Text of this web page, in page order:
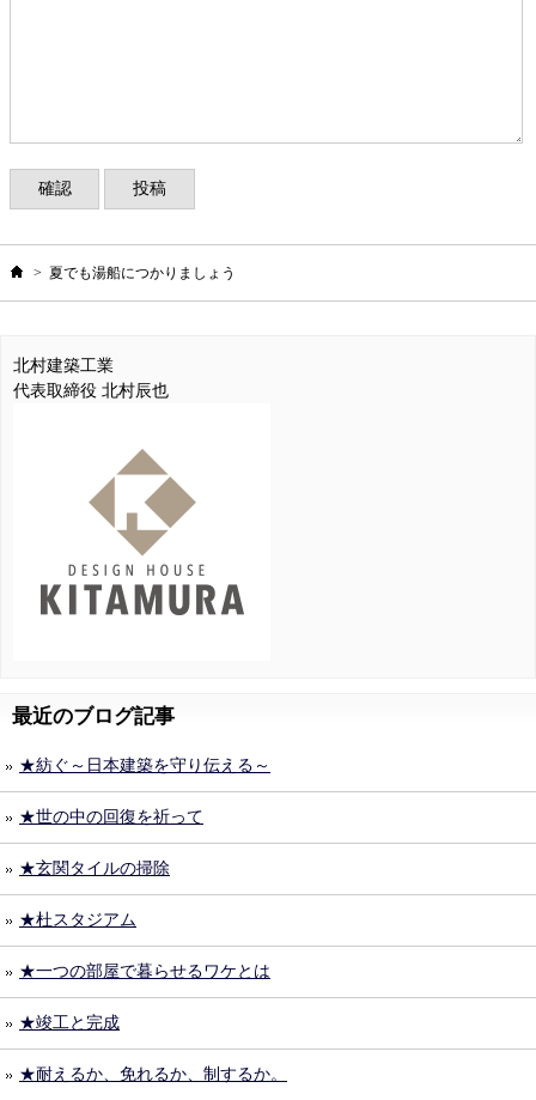
ホーム
> 夏でも湯船につかりましょう
北村建築工業
代表取締役 北村辰也
最近のブログ記事
★紡ぐ～日本建築を守り伝える～
★世の中の回復を祈って
★玄関タイルの掃除
★杜スタジアム
★一つの部屋で暮らせるワケとは
★竣工と完成
★耐えるか、免れるか、制するか。